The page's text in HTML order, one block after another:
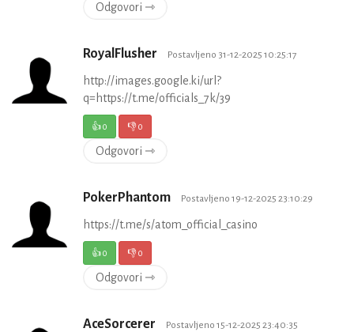
Odgovori ⇾
RoyalFlusher Postavljeno 31-12-2025 10:25:17
http://images.google.ki/url?
q=https://t.me/officials_7k/39
👍0 👎0
Odgovori ⇾
PokerPhantom Postavljeno 19-12-2025 23:10:29
https://t.me/s/atom_official_casino
👍0 👎0
Odgovori ⇾
AceSorcerer Postavljeno 15-12-2025 23:40:35